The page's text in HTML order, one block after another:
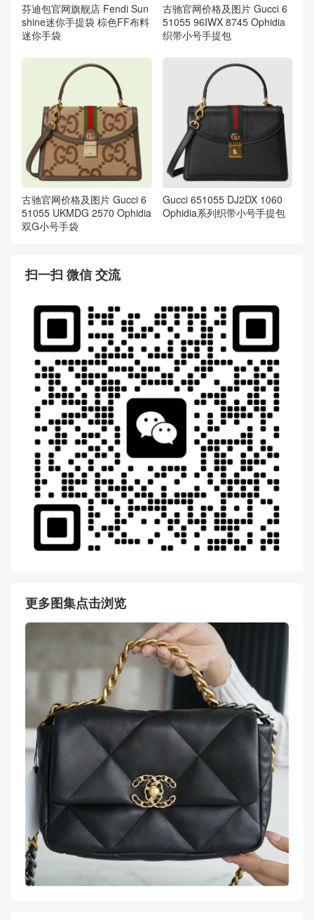
芬迪包官网旗舰店 Fendi Sun
shine迷你手提袋 棕色FF布料
迷你手袋
古驰官网价格及图片 Gucci 6
51055 96IWX 8745 Ophidia
织带小号手提包
古驰官网价格及图片 Gucci 6
51055 UKMDG 2570 Ophidia
双G小号手袋
Gucci 651055 DJ2DX 1060
Ophidia系列织带小号手提包
扫一扫 微信 交流
更多图集点击浏览